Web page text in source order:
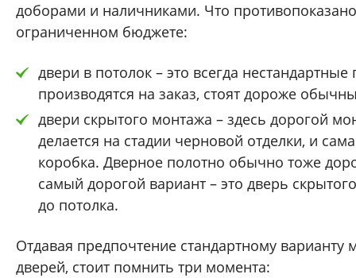
доборами и наличниками. Что
ограниченном бюджете:
двери в потолок – это всегда нестандартные
производятся на заказ, стоят дороже
двери скрытого монтажа – здесь дорогой
делается на стадии черновой отделки, и
коробка. Дверное полотно обычно тоже
самый дорогой вариант – это дверь
до потолка.
Отдавая предпочтение стандартному варианту
дверей, стоит помнить три момента: